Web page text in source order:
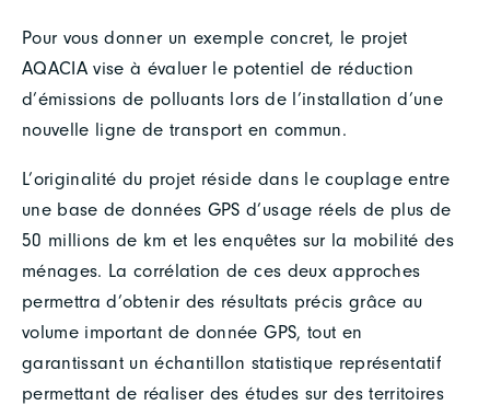
Pour vous donner un exemple concret, le projet
AQACIA vise à évaluer le potentiel de réduction
d’émissions de polluants lors de l’installation d’une
nouvelle ligne de transport en commun.
L’originalité du projet réside dans le couplage entre
une base de données GPS d’usage réels de plus de
50 millions de km et les enquêtes sur la mobilité des
ménages. La corrélation de ces deux approches
permettra d’obtenir des résultats précis grâce au
volume important de donnée GPS, tout en
garantissant un échantillon statistique représentatif
permettant de réaliser des études sur des territoires